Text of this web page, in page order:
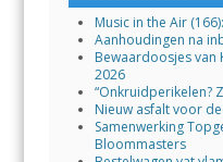
Music in the Air
Aanhoudingen na
Bewaardoosjes van
2026
“Onkruidperikelen?
Nieuw asfalt voor
Samenwerking
Bloommasters